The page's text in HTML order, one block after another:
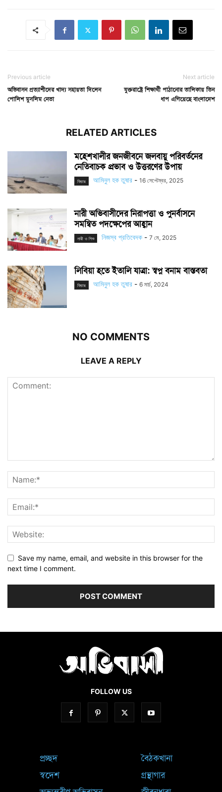
Previous article
অভিবাসন প্রত্যাশীদের খাদ্য সহায়তা দিলেন
পোলিশ মুসলিম নেতা
Next article
যুক্তরাষ্ট্রে শিক্ষার্থী পাঠানোর তালিকায় তিন
ধাপ এগিয়েছে বাংলাদেশ
RELATED ARTICLES
মহেশখালীর জনজীবনে জলবায়ু পরিবর্তনের
নেতিবাচক প্রভাব ও উত্তরণের উপায়
ফিচার আমিনুল হক তুষার - 16 সেপ্টেম্বর, 2025
নারী অভিবাসীদের নিরাপত্তা ও পুনর্বাসনে
সমন্বিত পদক্ষেপের আহ্বান
নারী ও শিশু নিজস্ব প্রতিবেদক - 7 মে, 2025
লিবিয়া হতে ইতালি যাত্রা: স্বপ্ন বনাম বাস্তবতা
ফিচার আমিনুল হক তুষার - 6 মার্চ, 2024
NO COMMENTS
LEAVE A REPLY
Save my name, email, and website in this browser for the
next time I comment.
FOLLOW US
প্রচ্ছদ
স্বদেশ
বৈঠকখানা
গ্রন্থাগার